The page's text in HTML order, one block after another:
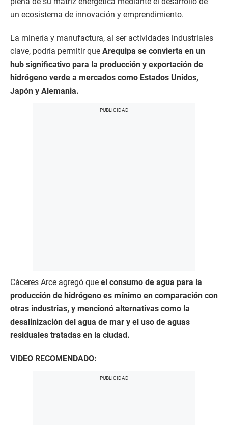
un ecosistema de innovación y emprendimiento.
La minería y manufactura, al ser actividades industriales
clave, podría permitir que Arequipa se convierta en un
hub significativo para la producción y exportación de
hidrógeno verde a mercados como Estados Unidos,
Japón y Alemania.
Cáceres Arce agregó que el consumo de agua para la
producción de hidrógeno es mínimo en comparación con
otras industrias, y mencionó alternativas como la
desalinización del agua de mar y el uso de aguas
residuales tratadas en la ciudad.
VIDEO RECOMENDADO: